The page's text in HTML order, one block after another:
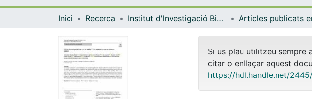
Inici Recerca Institut d'lnvestigació Biomèdica de Bellvitge (IDIBELL)
Si us plau utilitzeu sempre
citar o enllaçar aquest
https://hdl.handle.net/